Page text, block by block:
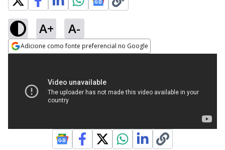
A+ A-
Adicione como fonte preferencial no Google